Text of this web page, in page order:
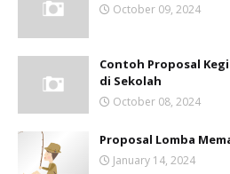
October 09, 2024
Contoh Proposal
di Sekolah
October 08, 2024
Proposal Lomba
January 14, 2024